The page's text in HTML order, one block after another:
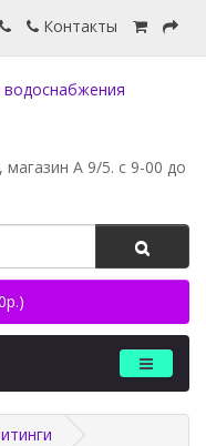
Контакты
А 9/5. с 9-00 до